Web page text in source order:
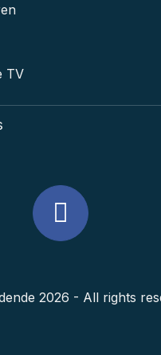
TV
2026 - All rights